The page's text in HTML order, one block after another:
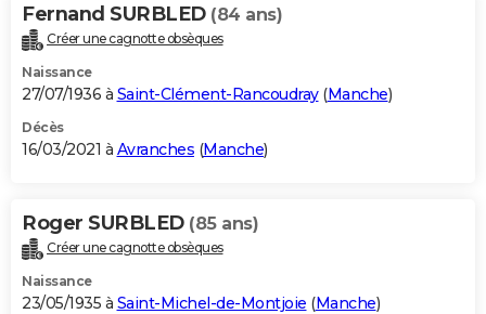
Fernand SURBLED (84 ans)
Créer une cagnotte obsèques
Naissance
27/07/1936 à Saint-Clément-Rancoudray(Manche)
Décès
16/03/2021 à Avranches (Manche)
Roger SURBLED (85 ans)
Créer une cagnotte obsèques
Naissance
23/05/1935 à Saint-Michel-de-Montjoie (Manche)